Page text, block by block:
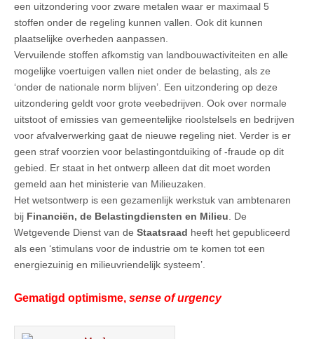
een uitzondering voor zware metalen waar er maximaal 5
stoffen onder de regeling kunnen vallen. Ook dit kunnen
plaatselijke overheden aanpassen.
Vervuilende stoffen afkomstig van landbouwactiviteiten en alle
mogelijke voertuigen vallen niet onder de belasting, als ze
‘onder de nationale norm blijven’. Een uitzondering op deze
uitzondering geldt voor grote veebedrijven. Ook over normale
uitstoot of emissies van gemeentelijke rioolstelsels en bedrijven
voor afvalverwerking gaat de nieuwe regeling niet. Verder is er
geen straf voorzien voor belastingontduiking of -fraude op dit
gebied. Er staat in het ontwerp alleen dat dit moet worden
gemeld aan het ministerie van Milieuzaken.
Het wetsontwerp is een gezamenlijk werkstuk van ambtenaren
bij Financiën, de Belastingdiensten en Milieu. De
Wetgevende Dienst van de Staatsraad heeft het gepubliceerd
als een ‘stimulans voor de industrie om te komen tot een
energiezuinig en milieuvriendelijk systeem’.
Gematigd optimisme, sense of urgency